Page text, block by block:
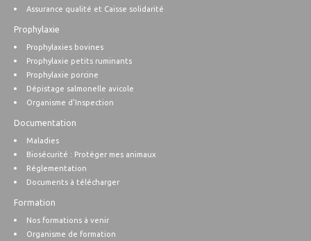
Assurance qualité et Caisse solidarité
Prophylaxie
Prophylaxies bovines
Prophylaxie petits ruminants
Prophylaxie porcine
Dépistage salmonelle avicole
Organisme d’Inspection
Documentation
Maladies
Biosécurité : Protéger mes animaux
Réglementation
Documents à télécharger
Formation
Nos formations à venir
Organisme de formation